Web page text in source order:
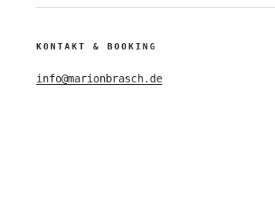
KONTAKT & BOOKING
info@marionbrasch.de